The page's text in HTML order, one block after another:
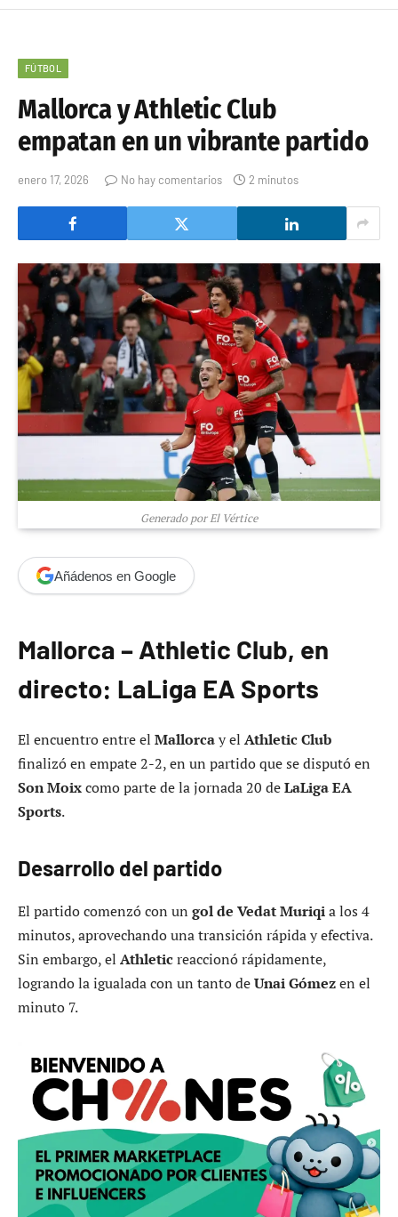
FÚTBOL
Mallorca y Athletic Club
empatan en un vibrante partido
enero 17, 2026 No hay comentarios 2 minutos
Generado por El Vértice
Añádenos en Google
Mallorca – Athletic Club, en
directo: LaLiga EA Sports
El encuentro entre el Mallorcay el Athletic Club
finalizó en empate 2-2, en un partido que se disputó en
Son Moixcomo parte de la jornada 20 deLaLiga EA
Sports.
Desarrollo del partido
El partido comenzó con un gol de Vedat Muriqia los 4
minutos, aprovechando una transición rápida y efectiva.
Sin embargo, el Athleticreaccionó rápidamente,
logrando la igualada con un tanto deUnai Gómezen el
minuto 7.